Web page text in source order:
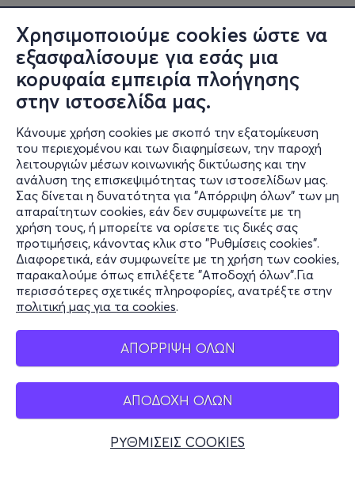
Χρησιμοποιούμε cookies ώστε να
εξασφαλίσουμε για εσάς μια
κορυφαία εμπειρία πλοήγησης
στην ιστοσελίδα μας.
Κάνουμε χρήση cookies με σκοπό την εξατομίκευση
του περιεχομένου και των διαφημίσεων, την παροχή
λειτουργιών μέσων κοινωνικής δικτύωσης και την
ανάλυση της επισκεψιμότητας των ιστοσελίδων μας.
Σας δίνεται η δυνατότητα για "Απόρριψη όλων" των μη
απαραίτητων cookies, εάν δεν συμφωνείτε με τη
χρήση τους, ή μπορείτε να ορίσετε τις δικές σας
προτιμήσεις, κάνοντας κλικ στο "Ρυθμίσεις cookies".
Διαφορετικά, εάν συμφωνείτε με τη χρήση των cookies,
παρακαλούμε όπως επιλέξετε "Αποδοχή όλων".Για
περισσότερες σχετικές πληροφορίες, ανατρέξτε στην
πολιτική μας για τα cookies.
ΑΠΟΡΡΙΨΗ ΟΛΩΝ
ΑΠΟΔΟΧΗ ΟΛΩΝ
ΡΥΘΜΙΣΕΙΣ COOKIES
Πληροφορίες
Υποστήριξη
Stay Connected
Mobile app